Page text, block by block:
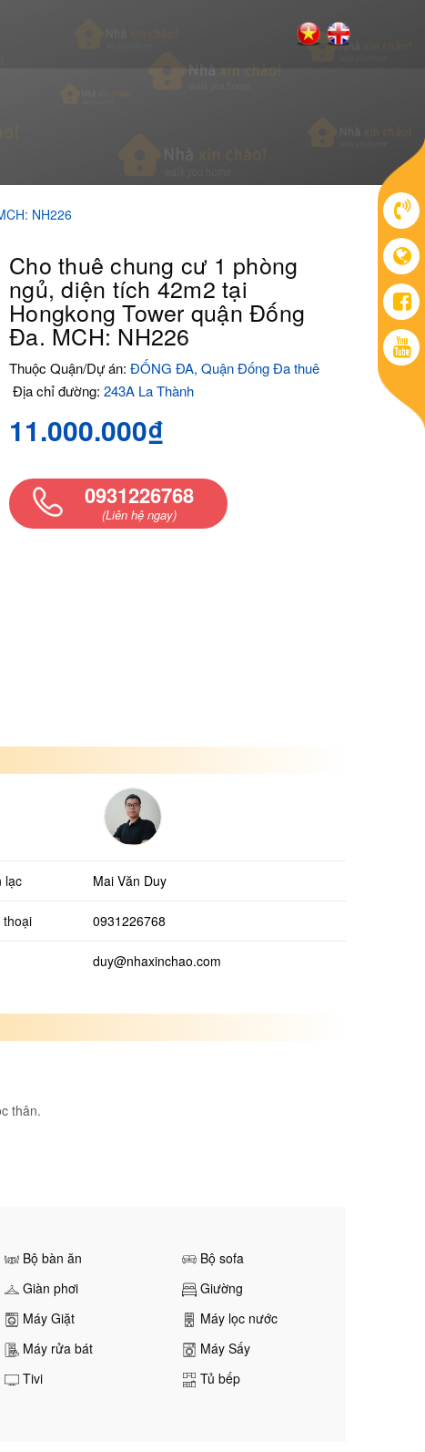
NH226
Cho thuê chung cư 1 phòng
ngủ, diện tích 42m2 tại
Hongkong Tower quận Đống
Đa. MCH: NH226
Thuộc Quận/Dự án: ĐỐNG ĐA, Quận Đống Đa thuê
Địa chỉ đường: 243A La Thành
11.000.000₫
0931226768
(Liên hệ ngay)
lạc Mai Văn Duy
thoại 0931226768
duy@nhaxinchao.com
thân.
Bộ bàn ăn
Bộ sofa
Giàn phơi
Giường
Máy Giặt
Máy lọc nước
Máy rửa bát
Máy Sấy
Tivi
Tủ bếp